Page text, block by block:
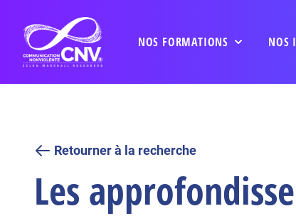
NOS FORMATIONS NOS
Retourner à la recherche
Les